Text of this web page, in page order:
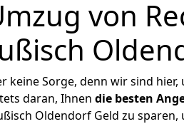
von
Sorge, denn wir sind hier,
daran, Ihnen die besten
Oldendorf Geld zu